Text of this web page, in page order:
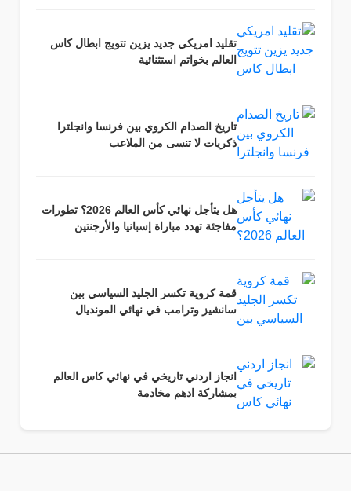
تقليد امريكي جديد يزين تتويج ابطال كاس
العالم بخواتم استثنائية
تاريخ الصدام الكروي بين فرنسا وانجلترا
ذكريات لا تنسى من الملاعب
هل يتأجل نهائي كأس العالم 2026؟ تطورات
مفاجئة تهدد مباراة إسبانيا والأرجنتين
قمة كروية تكسر الجليد السياسي بين
سانشيز وترامب في نهائي المونديال
انجاز اردني تاريخي في نهائي كاس العالم
بمشاركة ادهم مخادمة